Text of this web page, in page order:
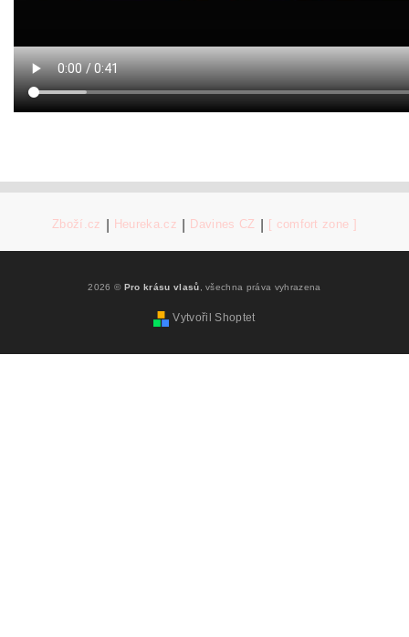
Zboží.cz Heureka.cz Davines CZ [ comfort zone ]
2026 © Pro krásu vlasů , všechna práva vyhrazena
Vytvořil Shoptet